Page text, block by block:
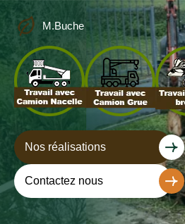
M.Buche
Nos réalisations
Contactez nous